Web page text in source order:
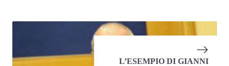
L’ESEMPIO DI GIANNI